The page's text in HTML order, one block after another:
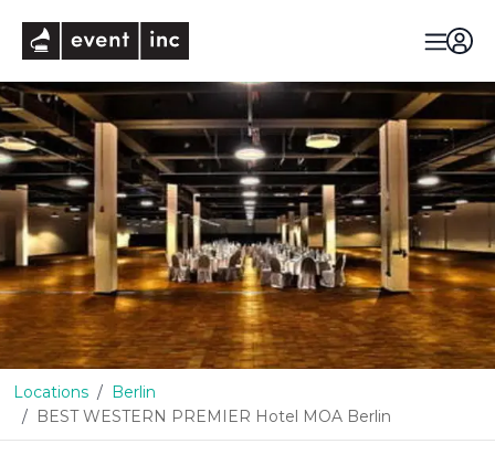
Locations
Berlin
BEST WESTERN PREMIER Hotel MOA Berlin